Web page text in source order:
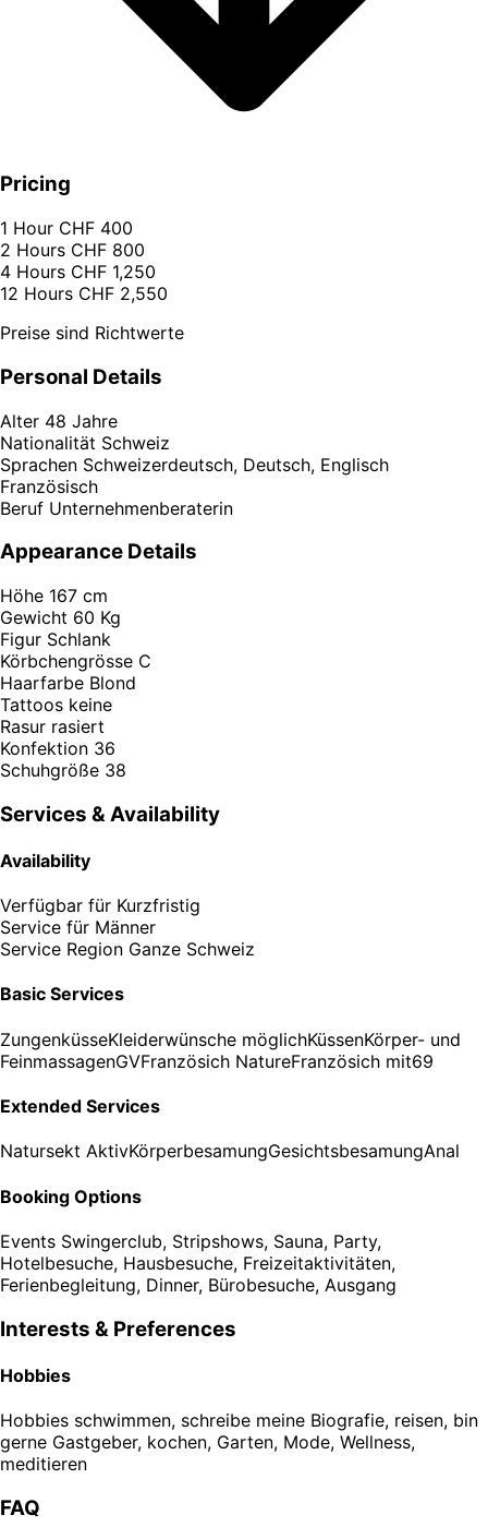
Pricing
1 Hour CHF 400
2 Hours CHF 800
4 Hours CHF 1,250
12 Hours CHF 2,550
Preise sind Richtwerte
Personal Details
Alter 48 Jahre
Nationalität Schweiz
Sprachen Schweizerdeutsch, Deutsch, Englisch
Französisch
Beruf Unternehmenberaterin
Appearance Details
Höhe 167 cm
Gewicht 60 Kg
Figur Schlank
Körbchengrösse C
Haarfarbe Blond
Tattoos keine
Rasur rasiert
Konfektion 36
Schuhgröße 38
Services & Availability
Availability
Verfügbar für Kurzfristig
Service für Männer
Service Region Ganze Schweiz
Basic Services
ZungenküsseKleiderwünsche möglichKüssenKörper- und
FeinmassagenGVFranzösich NatureFranzösich mit69
Extended Services
Natursekt AktivKörperbesamungGesichtsbesamungAnal
Booking Options
Events Swingerclub, Stripshows, Sauna, Party,
Hotelbesuche, Hausbesuche, Freizeitaktivitäten,
Ferienbegleitung, Dinner, Bürobesuche, Ausgang
Interests & Preferences
Hobbies
Hobbies schwimmen, schreibe meine Biografie, reisen, bin
gerne Gastgeber, kochen, Garten, Mode, Wellness,
meditieren
FAQ